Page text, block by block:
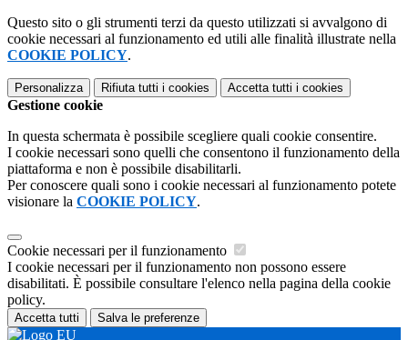
Questo sito o gli strumenti terzi da questo utilizzati si avvalgono di
cookie necessari al funzionamento ed utili alle finalità illustrate nella
COOKIE POLICY.
Personalizza Rifiuta tutti i cookies Accetta tutti i cookies
Gestione cookie
In questa schermata è possibile scegliere quali cookie consentire.
I cookie necessari sono quelli che consentono il funzionamento della
piattaforma e non è possibile disabilitarli.
Per conoscere quali sono i cookie necessari al funzionamento potete
visionare la COOKIE POLICY.
Cookie necessari per il funzionamento
I cookie necessari per il funzionamento non possono essere
disabilitati. È possibile consultare l'elenco nella pagina della cookie
policy.
Accetta tutti Salva le preferenze